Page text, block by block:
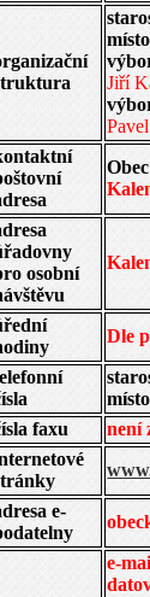
Jiří
osobní
Dle
faxu
není
e-
e-